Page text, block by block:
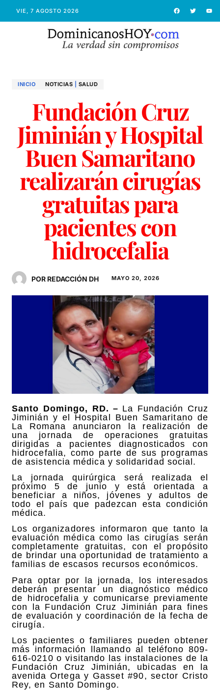
VIE, 7 AGOSTO 2026
INICIO NOTICIAS SALUD
Fundación Cruz
Jiminián y Hospital
Buen Samaritano
realizarán cirugías
gratuitas para
pacientes con
hidrocefalia
POR REDACCIÓN DH MAYO 20, 2026
Santo Domingo, RD. – La Fundación Cruz
Jiminián y el Hospital Buen Samaritano de
La Romana anunciaron la realización de
una jornada de operaciones gratuitas
dirigidas a pacientes diagnosticados con
hidrocefalia, como parte de sus programas
de asistencia médica y solidaridad social.
La jornada quirúrgica será realizada el
próximo 5 de junio y está orientada a
beneficiar a niños, jóvenes y adultos de
todo el país que padezcan esta condición
médica.
Los organizadores informaron que tanto la
evaluación médica como las cirugías serán
completamente gratuitas, con el propósito
de brindar una oportunidad de tratamiento a
familias de escasos recursos económicos.
Para optar por la jornada, los interesados
deberán presentar un diagnóstico médico
de hidrocefalia y comunicarse previamente
con la Fundación Cruz Jiminián para fines
de evaluación y coordinación de la fecha de
cirugía.
Los pacientes o familiares pueden obtener
más información llamando al teléfono 809-
616-0210 o visitando las instalaciones de la
Fundación Cruz Jiminián, ubicadas en la
avenida Ortega y Gasset #90, sector Cristo
Rey, en Santo Domingo.